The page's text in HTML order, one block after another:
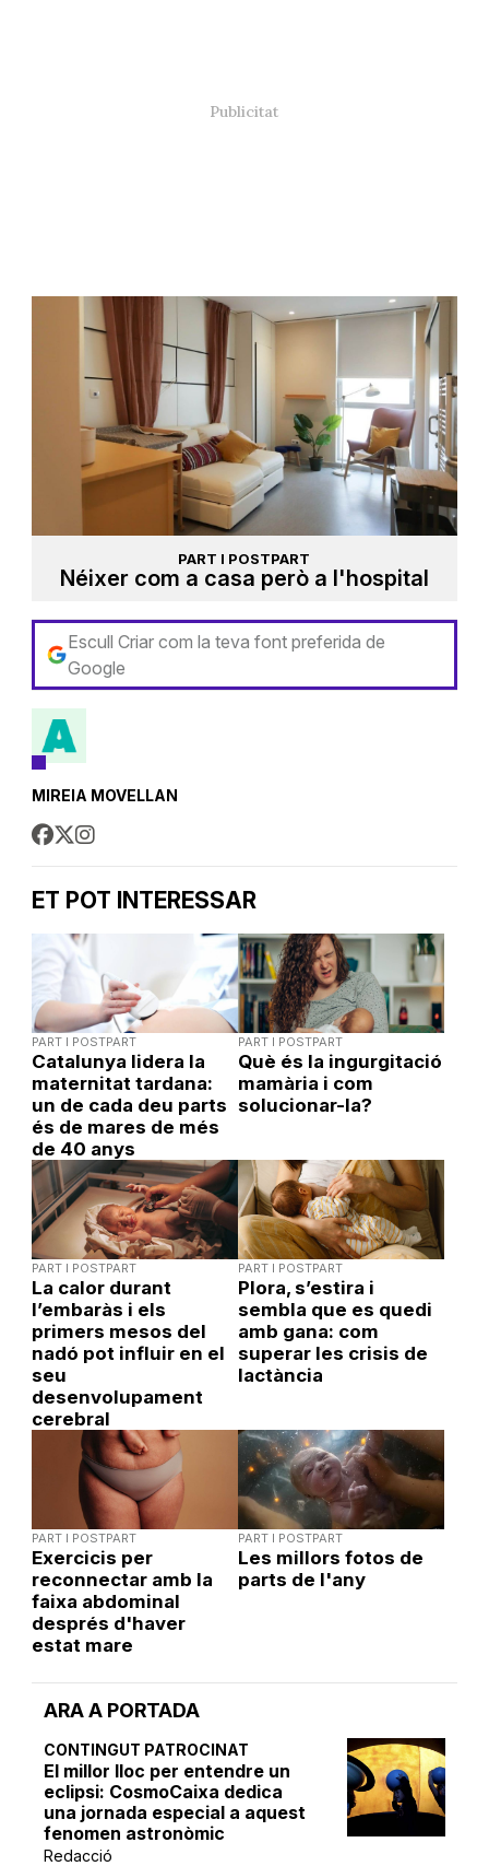
ARA A PORTADA
CONTINGUT PATROCINAT
El millor lloc per entendre un
eclipsi: CosmoCaixa dedica
una jornada especial a aquest
fenomen astronòmic
Redacció
PART I POSTPART
Néixer com a casa però a l'hospital
Escull Criar com la teva font preferida de
Google
MIREIA MOVELLAN
ET POT INTERESSAR
PART I POSTPART
Catalunya lidera la
maternitat tardana:
un de cada deu parts
és de mares de més
de 40 anys
PART I POSTPART
Què és la ingurgitació
mamària i com
solucionar-la?
PART I POSTPART
La calor durant
l’embaràs i els
primers mesos del
nadó pot influir en el
seu
desenvolupament
cerebral
PART I POSTPART
Plora, s’estira i
sembla que es quedi
amb gana: com
superar les crisis de
lactància
PART I POSTPART
Exercicis per
reconnectar amb la
faixa abdominal
després d'haver
estat mare
PART I POSTPART
Les millors fotos de
parts de l'any